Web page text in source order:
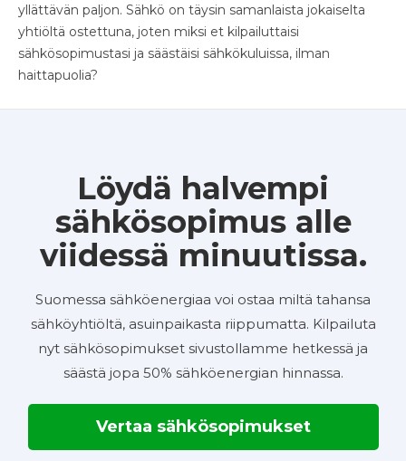
yllättävän paljon. Sähkö on täysin samanlaista jokaiselta
yhtiöltä ostettuna, joten miksi et kilpailuttaisi
sähkösopimustasi ja säästäisi sähkökuluissa, ilman
haittapuolia?
Löydä halvempi
sähkösopimus alle
viidessä minuutissa.
Suomessa sähköenergiaa voi ostaa miltä tahansa
sähköyhtiöltä, asuinpaikasta riippumatta. Kilpailuta
nyt sähkösopimukset sivustollamme hetkessä ja
säästä jopa 50% sähköenergian hinnassa.
Vertaa sähkösopimukset